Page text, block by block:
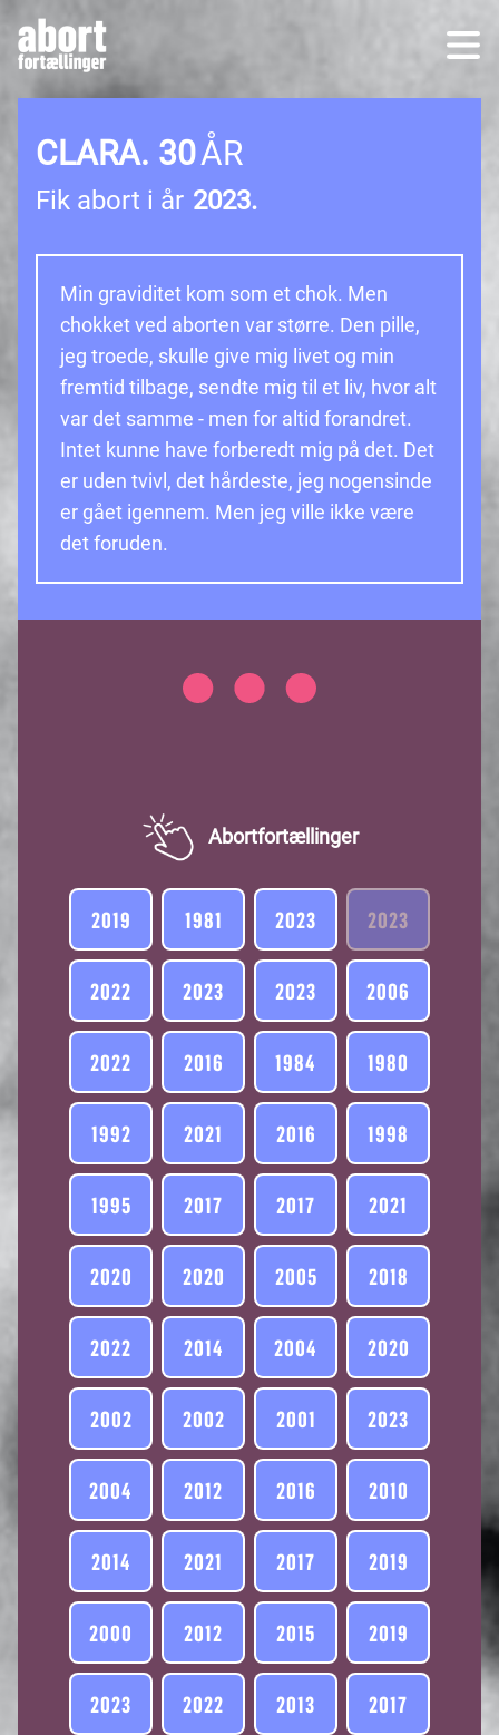
CLARA. 30ÅR
Fik abort i år 2023.
Min graviditet kom som et chok. Men
chokket ved aborten var større. Den pille,
jeg troede, skulle give mig livet og min
fremtid tilbage, sendte mig til et liv, hvor alt
var det samme - men for altid forandret.
Intet kunne have forberedt mig på det. Det
er uden tvivl, det hårdeste, jeg nogensinde
er gået igennem. Men jeg ville ikke være
det foruden.
Abortfortællinger
2019 1981 2023 2023
2022 2023 2023 2006
2022 2016 1984 1980
1992 2021 2016 1998
1995 2017 2017 2021
2020 2020 2005 2018
2022 2014 2004 2020
2002 2002 2001 2023
2004 2012 2016 2010
2014 2021 2017 2019
2000 2012 2015 2019
2023 2022 2013 2017